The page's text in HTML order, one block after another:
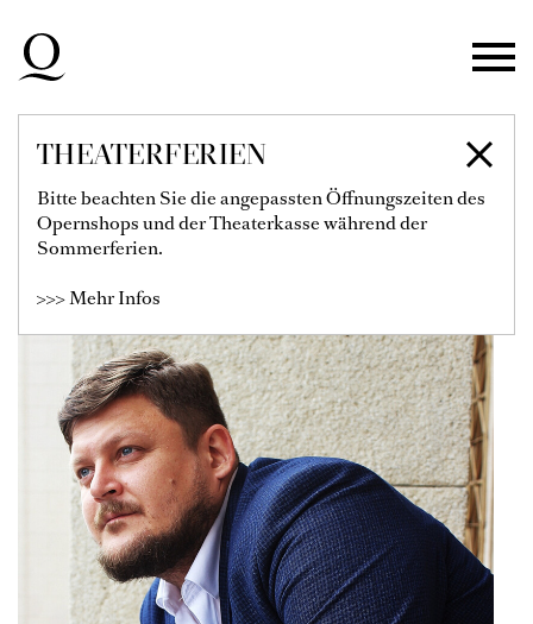
Zur Hauptnavigation springen
Zum Hauptinhalt springen
Zum Footer springen
THEATERFERIEN
Bitte beachten Sie die angepassten Öffnungszeiten des
Opernshops und der Theaterkasse während der
Sommerferien.
>>> Mehr Infos
ALEXEY ZELENKOV